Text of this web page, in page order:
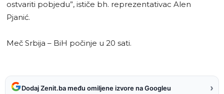
ostvariti pobjedu”, ističe bh. reprezentativac Alen
Pjanić.
Meč Srbija – BiH počinje u 20 sati.
Dodaj Zenit.ba među omiljene izvore na Googleu ›